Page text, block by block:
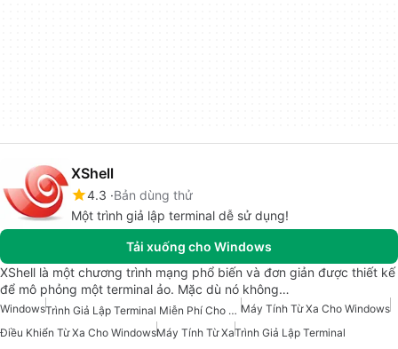
XShell
4.3 Bản dùng thử
Một trình giả lập terminal dễ sử dụng!
Tải xuống cho Windows
XShell là một chương trình mạng phổ biến và đơn giản được thiết kế
để mô phỏng một terminal ảo. Mặc dù nó không…
Windows Trình Giả Lập Terminal Miễn Phí Cho Windows Máy Tính Từ Xa Cho Windows
Điều Khiển Từ Xa Cho WindowsMáy Tính Từ XaTrình Giả Lập Terminal